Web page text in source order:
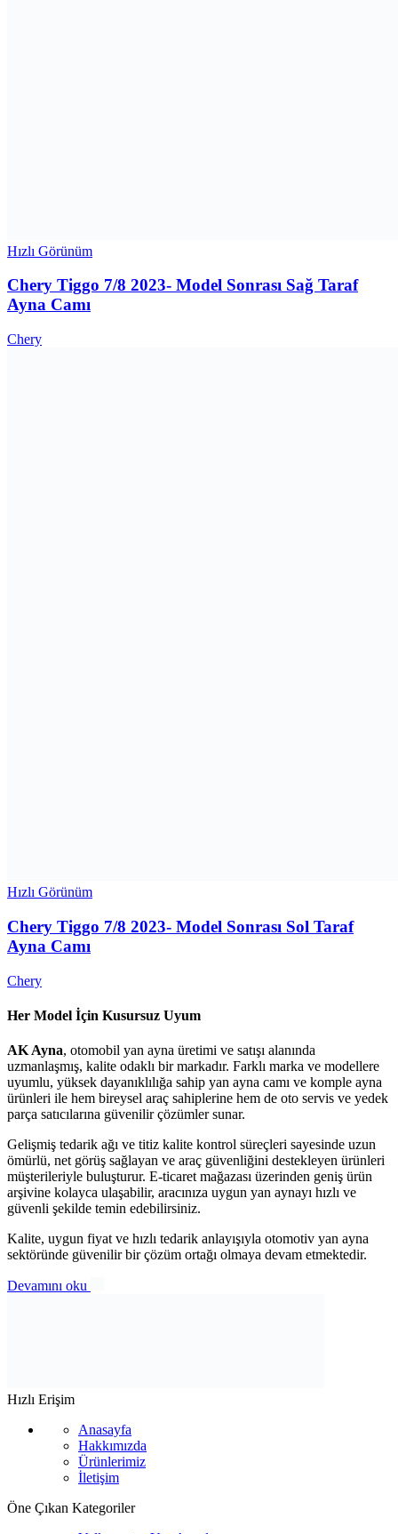
Hızlı Görünüm
Chery Tiggo 7/8 2023- Model Sonrası Sağ Taraf
Ayna Camı
Chery
Hızlı Görünüm
Chery Tiggo 7/8 2023- Model Sonrası Sol Taraf
Ayna Camı
Chery
Her Model İçin Kusursuz Uyum
AK Ayna, otomobil yan ayna üretimi ve satışı alanında
uzmanlaşmış, kalite odaklı bir markadır. Farklı marka ve modellere
uyumlu, yüksek dayanıklılığa sahip yan ayna camı ve komple ayna
ürünleri ile hem bireysel araç sahiplerine hem de oto servis ve yedek
parça satıcılarına güvenilir çözümler sunar.
Gelişmiş tedarik ağı ve titiz kalite kontrol süreçleri sayesinde uzun
ömürlü, net görüş sağlayan ve araç güvenliğini destekleyen ürünleri
müşterileriyle buluşturur. E-ticaret mağazası üzerinden geniş ürün
arşivine kolayca ulaşabilir, aracınıza uygun yan aynayı hızlı ve
güvenli şekilde temin edebilirsiniz.
Kalite, uygun fiyat ve hızlı tedarik anlayışıyla otomotiv yan ayna
sektöründe güvenilir bir çözüm ortağı olmaya devam etmektedir.
Devamını oku
Hızlı Erişim
Anasayfa
Hakkımızda
Ürünlerimiz
İletişim
Öne Çıkan Kategoriler